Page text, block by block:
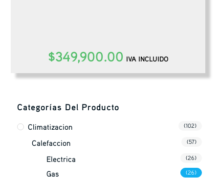
$349,900.00 IVA INCLUIDO
Categorías Del Producto
Climatizacion (102)
Calefaccion (57)
Electrica (26)
Gas (26)